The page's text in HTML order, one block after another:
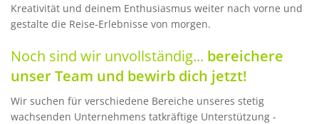
Kreativität und deinem Enthusiasmus weiter nach vorne und
gestalte die Reise-Erlebnisse von morgen.
Noch sind wir unvollständig... bereichere
unser Team und bewirb dich jetzt!
Wir suchen für verschiedene Bereiche unseres stetig
wachsenden Unternehmens tatkräftige Unterstützung -